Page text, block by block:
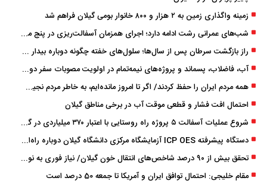
زمینه واگذاری زمین به ۲ هزار و ۸۰۰ خانوار بومی گیلان فراهم شد
شب‌های عمرانی رشت ادامه دارد؛ اجرای همزمان آسفالت‌ریزی در پنج منطقه شهری
راز بازگشت سرطان پس از سال‌ها؛ سلول‌های خفته چگونه دوباره بیدار می‌شوند؟
آب، فاضلاب، پسماند و پروژه‌های نیمه‌تمام در اولویت مصوبات سفر دولت
همه مردم ایران را حفظ کردند/ اگر تا امروز مانده‌ایم، به ‌خاطر مردم نجیب ایران بوده است
احتمال افت فشار و قطعی موقت آب در برخی مناطق گیلان
شروع عملیات آسفالت ۵ پروژه راه ‌روستایی با اعتبار ۳۷۰ میلیاردی در گیلان
دستگاه پیشرفته ICP OES آزمایشگاه مرکزی دانشگاه گیلان دوباره راه‌اندازی شد
تحقق بیش از ۹۰ درصد شاخص‌های انتقال خون گیلان/ نیاز فوری به نوسازی تجهیزات آزمایشگاهی
مقام خلیجی: احتمال توافق ایران و آمریکا تا جمعه 50 درصد است